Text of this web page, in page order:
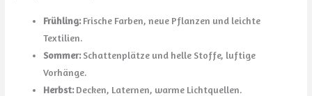
Frühling:Frische Farben, neue Pflanzen und leichte
Textilien.
Sommer:Schattenplätze und helle Stoffe, luftige
Vorhänge.
Herbst:Decken, Laternen, warme Lichtquellen.